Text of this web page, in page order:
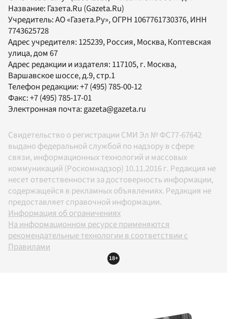
Название: Газета.Ru (Gazeta.Ru)
Учредитель:АО «Газета.Ру», ОГРН 1067761730376, ИНН
7743625728
Адрес учредителя: 125239, Россия, Москва, Коптевская
улица, дом 67
Адрес редакции и издателя: 117105, г. Москва,
Варшавское шоссе, д.9, стр.1
Телефон редакции:+7 (495) 785-00-12
Факс:+7 (495) 785-17-01
Электронная почта:gazeta@gazeta.ru
Свидетельство о регистрации СМИ Эл № ФС77-67642
выдано федеральной службой по надзору в сфере
связи, информационных технологий и массовых
коммуникаций (Роскомнадзор) 10.11.2016 г. Редакция не
несет ответственности за достоверность информации,
содержащейся в рекламных объявлениях. Редакция не
предоставляет справочной информации.
Информация об ограничениях
На информационном ресурсе применяются
рекомендательные технологии в соответствии с
Правилами
18+